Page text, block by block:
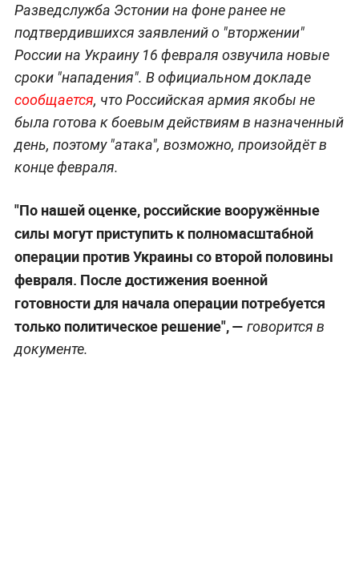
Разведслужба Эстонии на фоне ранее не
подтвердившихся заявлений о "вторжении"
России на Украину 16 февраля озвучила новые
сроки "нападения". В официальном докладе
сообщается, что Российская армия якобы не
была готова к боевым действиям в назначенный
день, поэтому "атака", возможно, произойдёт в
конце февраля.
"По нашей оценке, российские вооружённые
силы могут приступить к полномасштабной
операции против Украины со второй половины
февраля. После достижения военной
готовности для начала операции потребуется
только политическое решение", — говорится в
документе.